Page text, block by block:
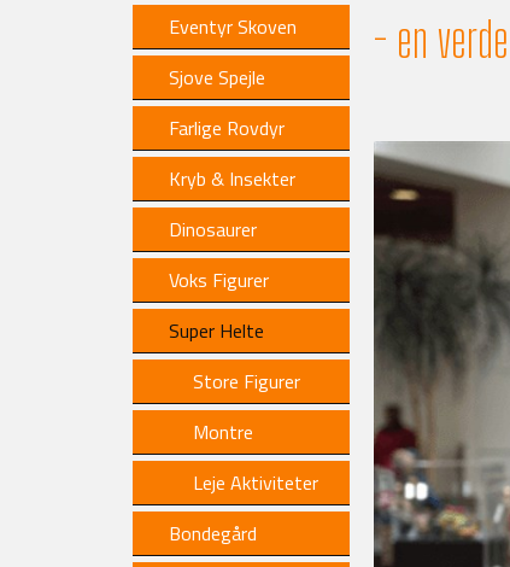
Eventyr Skoven
Sjove Spejle
Farlige Rovdyr
Kryb & Insekter
Dinosaurer
Voks Figurer
Super Helte
Store Figurer
Montre
Leje Aktiviteter
Bondegård
- en